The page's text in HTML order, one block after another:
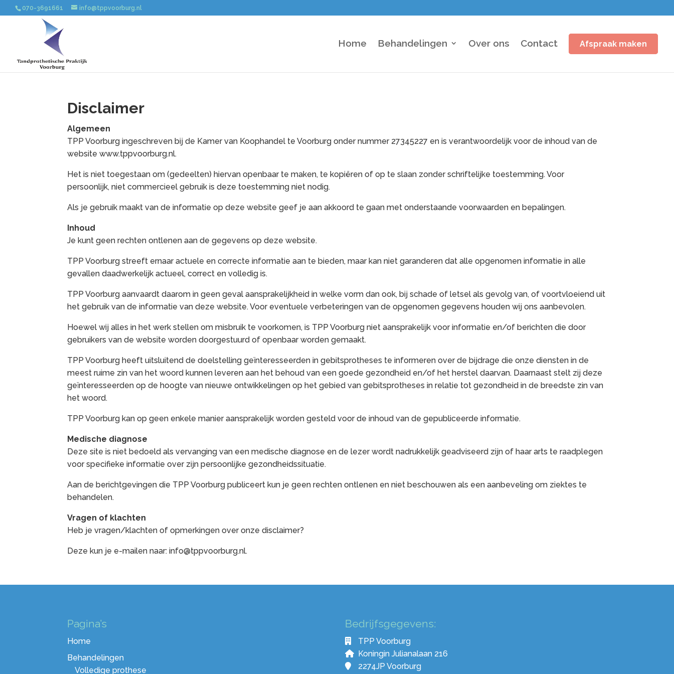
070-3691661 info@tppvoorburg.nl
Home Behandelingen Over ons Contact Afspraak maken
Disclaimer
Algemeen
TPP Voorburg ingeschreven bij de Kamer van Koophandel te Voorburg onder nummer 27345227 en is verantwoordelijk voor de inhoud van de
website www.tppvoorburg.nl.
Het is niet toegestaan om (gedeelten) hiervan openbaar te maken, te kopiëren of op te slaan zonder schriftelijke toestemming. Voor
persoonlijk, niet commercieel gebruik is deze toestemming niet nodig.
Als je gebruik maakt van de informatie op deze website geef je aan akkoord te gaan met onderstaande voorwaarden en bepalingen.
Inhoud
Je kunt geen rechten ontlenen aan de gegevens op deze website.
TPP Voorburg streeft ernaar actuele en correcte informatie aan te bieden, maar kan niet garanderen dat alle opgenomen informatie in alle
gevallen daadwerkelijk actueel, correct en volledig is.
TPP Voorburg aanvaardt daarom in geen geval aansprakelijkheid in welke vorm dan ook, bij schade of letsel als gevolg van, of voortvloeiend uit
het gebruik van de informatie van deze website. Voor eventuele verbeteringen van de opgenomen gegevens houden wij ons aanbevolen.
Hoewel wij alles in het werk stellen om misbruik te voorkomen, is TPP Voorburg niet aansprakelijk voor informatie en/of berichten die door
gebruikers van de website worden doorgestuurd of openbaar worden gemaakt.
TPP Voorburg heeft uitsluitend de doelstelling geïnteresseerden in gebitsprotheses te informeren over de bijdrage die onze diensten in de
meest ruime zin van het woord kunnen leveren aan het behoud van een goede gezondheid en/of het herstel daarvan. Daarnaast stelt zij deze
geïnteresseerden op de hoogte van nieuwe ontwikkelingen op het gebied van gebitsprotheses in relatie tot gezondheid in de breedste zin van
het woord.
TPP Voorburg kan op geen enkele manier aansprakelijk worden gesteld voor de inhoud van de gepubliceerde informatie.
Medische diagnose
Deze site is niet bedoeld als vervanging van een medische diagnose en de lezer wordt nadrukkelijk geadviseerd zijn of haar arts te raadplegen
voor specifieke informatie over zijn persoonlijke gezondheidssituatie.
Aan de berichtgevingen die TPP Voorburg publiceert kun je geen rechten ontlenen en niet beschouwen als een aanbeveling om ziektes te
behandelen.
Vragen of klachten
Heb je vragen/klachten of opmerkingen over onze disclaimer?
Deze kun je e-mailen naar: info@tppvoorburg.nl.
Pagina’s
Home
Behandelingen
Volledige prothese
Bedrijfsgegevens:
TPP Voorburg
Koningin Julianalaan 216
2274JP Voorburg